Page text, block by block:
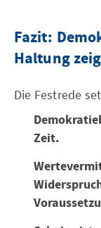
Fazit:
Haltung
Die Festrede
Zeit.